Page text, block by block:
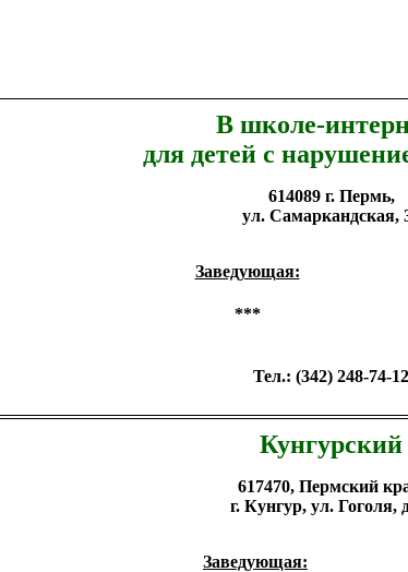
В школе-
для детей с
614089 г. Пермь,
ул. Самаркандская,
Заведующая:
***
Тел.: (342) 248-74-12
Кунгурский
617470, Пермский
г. Кунгур, ул. Гоголя,
Заведующая: